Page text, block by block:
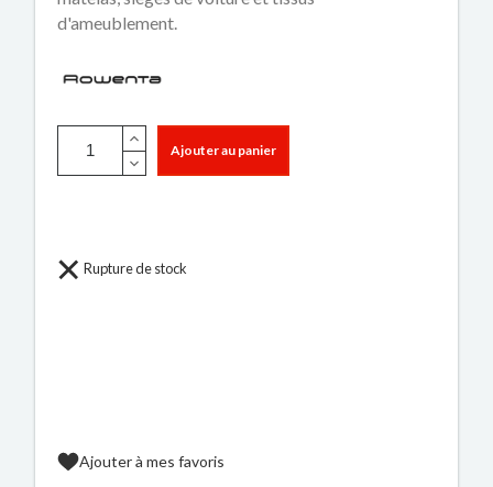
d'ameublement.
Ajouter au panier
Rupture de stock
Ajouter à mes favoris